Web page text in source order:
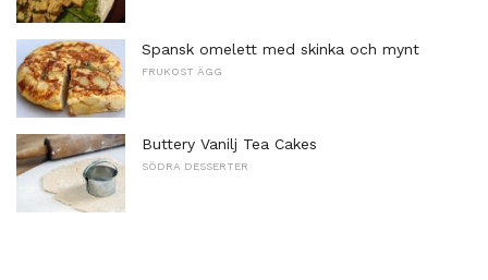
Spansk omelett med skinka och mynt
FRUKOST ÄGG
Buttery Vanilj Tea Cakes
SÖDRA DESSERTER